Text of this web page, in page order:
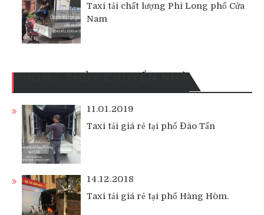
Taxi tải chất lượng Phi Long phố Cửa
Nam
11.01.2019
Taxi tải giá rẻ tại phố Đào Tấn
14.12.2018
Taxi tải giá rẻ tại phố Hàng Hòm.